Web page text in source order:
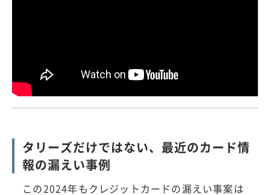
タリーズだけではない、最近のカード情
報の漏えい事例
この2024年もクレジットカードの漏えい事案は